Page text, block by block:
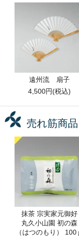
遠州流 扇子
4,500円(税込)
売れ筋商品
抹茶 宗実家元御好
丸久小山園 初の森
（はつのもり） 100